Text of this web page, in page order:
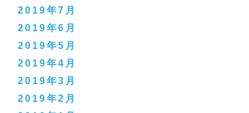
2019年7月
2019年6月
2019年5月
2019年4月
2019年3月
2019年2月